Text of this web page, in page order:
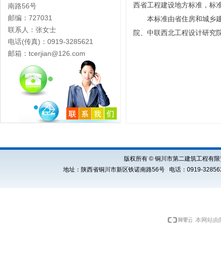
西省工程建设地方标准，标
本标准由省住房和城乡
院、中联西北工程设计研究
南路56号
邮编：727031
联系人：张女士
电话(传真)：0919-3285621
邮箱：tcerjian@126.com
版权所有 © 铜川市第二建筑工程有
地址：陕西省铜川市新区铁诺南路56号 电话：0919-
本网站由